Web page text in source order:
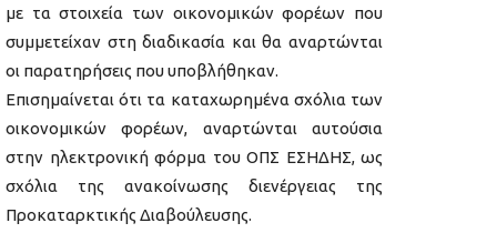
με τα στοιχεία των οικονομικών φορέων που
συμμετείχαν στη διαδικασία και θα αναρτώνται
οι παρατηρήσεις που υποβλήθηκαν.
Επισημαίνεται ότι τα καταχωρημένα σχόλια των
οικονομικών φορέων, αναρτώνται αυτούσια
στην ηλεκτρονική φόρμα του ΟΠΣ ΕΣΗΔΗΣ, ως
σχόλια της ανακοίνωσης διενέργειας της
Προκαταρκτικής Διαβούλευσης.